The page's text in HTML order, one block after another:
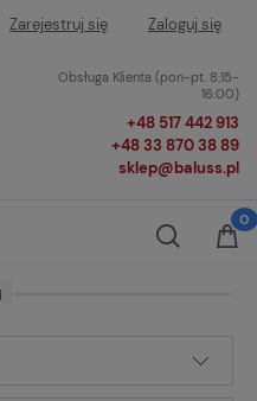
Zarejestruj się Zaloguj się
Obsługa Klienta (pon-pt. 8:15-
16:00)
+48 517 442 913
+48 33 870 38 89
sklep@baluss.pl